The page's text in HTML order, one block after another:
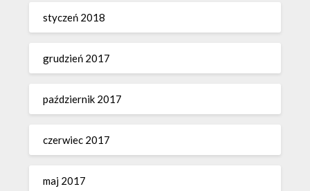
styczeń 2018
grudzień 2017
październik 2017
czerwiec 2017
maj 2017